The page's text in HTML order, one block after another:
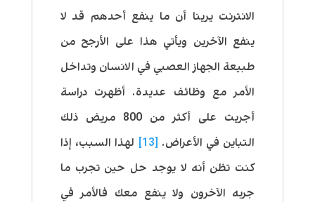
الانترنت يرينا أن ما ينفع أحدهم قد لا
ينفع الآخرين ويأتي هذا على الأرجح من
طبيعة الجهاز العصبي في الانسان وتداخل
الأمر مع وظائف عديدة. أظهرت دراسة
أجريت على أكثر من 800 مريض ذلك
التباين في الأعراض. [13]
لهذا السبب، إذا
كنت تظن أنه لا يوجد حل حين تجرب ما
جربه الآخرون ولا ينفع معك فالأمر في